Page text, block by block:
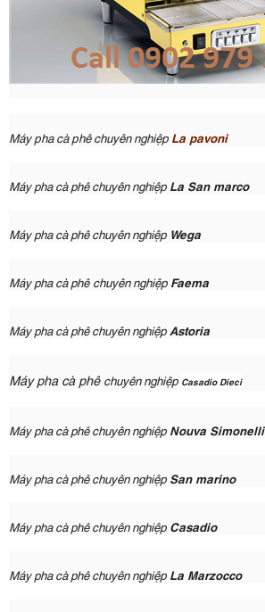
Máy pha cà phêchuyên nghiệp La pavoni
Máy pha cà phêchuyên nghiệp La San marco
Máy pha cà phêchuyên nghiệp Wega
Máy pha cà phê chuyên nghiệp Faema
Máy pha cà phêchuyên nghiệp Astoria
Máy pha cà phê chuyên nghiệp Casadio Dieci
Máy pha cà phêchuyên nghiệp Nouva Simonelli
Máy pha cà phêchuyên nghiệp San marino
Máy pha cà phêchuyên nghiệp Casadio
Máy pha cà phêchuyên nghiệp La Marzocco